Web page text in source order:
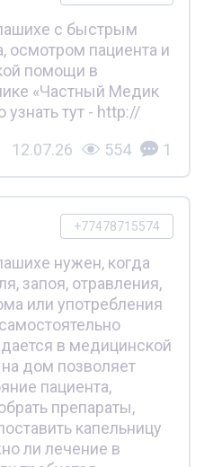
с быстрым
осмотром пациента и
помощи в
«Частный Медик
тут - http://
12.07.26 554 1
+77478715574
нужен, когда
запоя, отравления,
или употребления
в медицинской
дом позволяет
пациента,
препараты,
капельницу
ли лечение в